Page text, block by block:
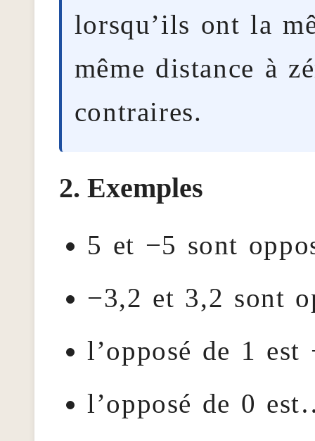
lorsqu’ils ont la
même distance à
contraires.
Exemples
5 et −5 sont
−3,2 et 3,2 sont
l’opposé de 1 est
l’opposé de 0